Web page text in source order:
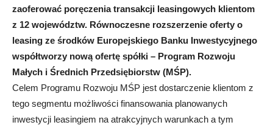
zaoferować poręczenia transakcji leasingowych klientom
z 12 województw. Równoczesne rozszerzenie oferty o
leasing ze środków Europejskiego Banku Inwestycyjnego
współtworzy nową ofertę spółki – Program Rozwoju
Małych i Średnich Przedsiębiorstw (MŚP).
Celem Programu Rozwoju MŚP jest dostarczenie klientom z
tego segmentu możliwości finansowania planowanych
inwestycji leasingiem na atrakcyjnych warunkach a tym